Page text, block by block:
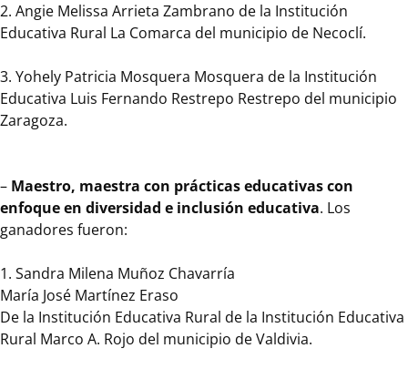
2. Angie Melissa Arrieta Zambrano de la Institución
Educativa Rural La Comarca del municipio de Necoclí.
3. Yohely Patricia Mosquera Mosquera de la Institución
Educativa Luis Fernando Restrepo Restrepo del municipio
Zaragoza.
– Maestro, maestra con prácticas educativas con
enfoque en diversidad e inclusión educativa. Los
ganadores fueron:
1. Sandra Milena Muñoz Chavarría
María José Martínez Eraso
De la Institución Educativa Rural de la Institución Educativa
Rural Marco A. Rojo del municipio de Valdivia.
El
Maestros
y
Maestras
Vida
se
otorga
docentes
y
directivos
docentes